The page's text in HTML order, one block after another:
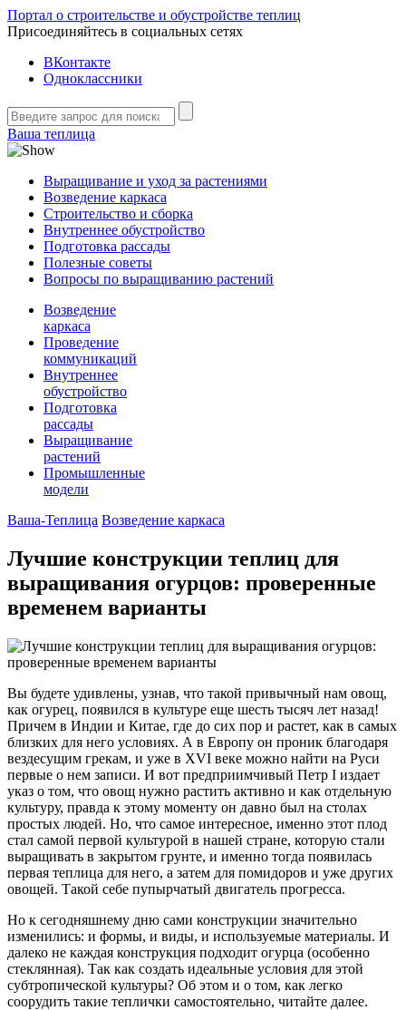
Портал о строительстве и обустройстве теплиц
Присоединяйтесь в социальных сетях
ВКонтакте
Одноклассники
Ваша теплица
Выращивание и уход за растениями
Возведение каркаса
Строительство и сборка
Внутреннее обустройство
Подготовка рассады
Полезные советы
Вопросы по выращиванию растений
Возведение
каркаса
Проведение
коммуникаций
Внутреннее
обустройство
Подготовка
рассады
Выращивание
растений
Промышленные
модели
Ваша-Теплица Возведение каркаса
Лучшие конструкции теплиц для
выращивания огурцов: проверенные
временем варианты
Вы будете удивлены, узнав, что такой привычный нам овощ,
как огурец, появился в культуре еще шесть тысяч лет назад!
Причем в Индии и Китае, где до сих пор и растет, как в самых
близких для него условиях. А в Европу он проник благодаря
вездесущим грекам, и уже в XVI веке можно найти на Руси
первые о нем записи. И вот предприимчивый Петр I издает
указ о том, что овощ нужно растить активно и как отдельную
культуру, правда к этому моменту он давно был на столах
простых людей. Но, что самое интересное, именно этот плод
стал самой первой культурой в нашей стране, которую стали
выращивать в закрытом грунте, и именно тогда появилась
первая теплица для него, а затем для помидоров и уже других
овощей. Такой себе пупырчатый двигатель прогресса.
Но к сегодняшнему дню сами конструкции значительно
изменились: и формы, и виды, и используемые материалы. И
далеко не каждая конструкция подходит огурца (особенно
стеклянная). Так как создать идеальные условия для этой
субтропической культуры? Об этом и о том, как легко
соорудить такие теплички самостоятельно, читайте далее.